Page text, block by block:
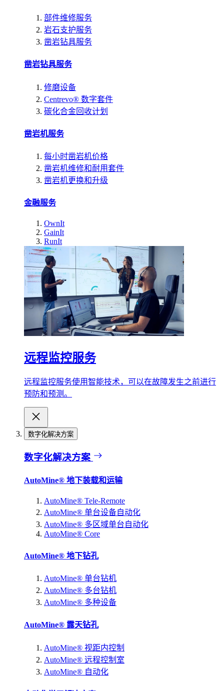
部件维修服务
岩石支护服务
凿岩钻具服务
凿岩钻具服务
修磨设备
Centrevo® 数字套件
碳化合金回收计划
凿岩机服务
每小时凿岩机价格
凿岩机维修和耐用套件
凿岩机更换和升级
金融服务
OwnIt
GainIt
RunIt
远程监控服务
远程监控服务使用智能技术，可以在故障发生之前进行
预防和预测。
数字化解决方案
数字化解决方案
AutoMine® 地下装载和运输
AutoMine® Tele-Remote
AutoMine® 单台设备自动化
AutoMine® 多区域单台自动化
AutoMine® Core
AutoMine® 地下钻孔
AutoMine® 单台钻机
AutoMine® 多台钻机
AutoMine® 多种设备
AutoMine® 露天钻孔
AutoMine® 视距内控制
AutoMine® 远程控制室
AutoMine® 自动化